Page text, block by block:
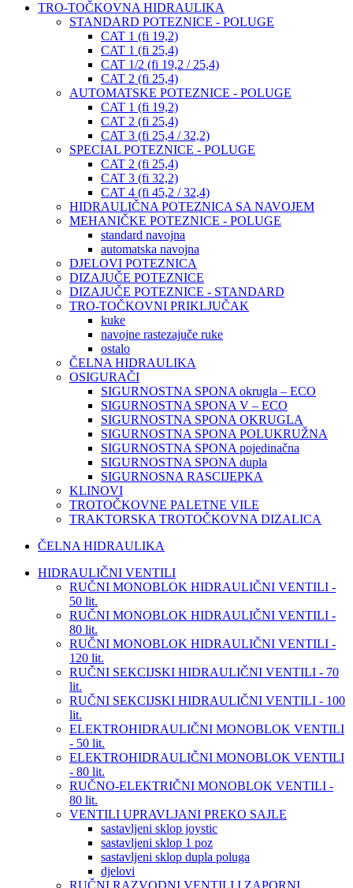
TRO-TOČKOVNA HIDRAULIKA
STANDARD POTEZNICE - POLUGE
CAT 1 (fi 19,2)
CAT 1 (fi 25,4)
CAT 1/2 (fi 19,2 / 25,4)
CAT 2 (fi 25,4)
AUTOMATSKE POTEZNICE - POLUGE
CAT 1 (fi 19,2)
CAT 2 (fi 25,4)
CAT 3 (fi 25,4 / 32,2)
SPECIAL POTEZNICE - POLUGE
CAT 2 (fi 25,4)
CAT 3 (fi 32,2)
CAT 4 (fi 45,2 / 32,4)
HIDRAULIČNA POTEZNICA SA NAVOJEM
MEHANIČKE POTEZNICE - POLUGE
standard navojna
automatska navojna
DJELOVI POTEZNICA
DIZAJUČE POTEZNICE
DIZAJUČE POTEZNICE - STANDARD
TRO-TOČKOVNI PRIKLJUČAK
kuke
navojne rastezajuče ruke
ostalo
ČELNA HIDRAULIKA
OSIGURAČI
SIGURNOSTNA SPONA okrugla – ECO
SIGURNOSTNA SPONA V – ECO
SIGURNOSTNA SPONA OKRUGLA
SIGURNOSTNA SPONA POLUKRUŽNA
SIGURNOSTNA SPONA pojedinačna
SIGURNOSTNA SPONA dupla
SIGURNOSNA RASCIJEPKA
KLINOVI
TROTOČKOVNE PALETNE VILE
TRAKTORSKA TROTOČKOVNA DIZALICA
ČELNA HIDRAULIKA
HIDRAULIČNI VENTILI
RUČNI MONOBLOK HIDRAULIČNI VENTILI -
50 lit.
RUČNI MONOBLOK HIDRAULIČNI VENTILI -
80 lit.
RUČNI MONOBLOK HIDRAULIČNI VENTILI -
120 lit.
RUČNI SEKCIJSKI HIDRAULIČNI VENTILI - 70
lit.
RUČNI SEKCIJSKI HIDRAULIČNI VENTILI - 100
lit.
ELEKTROHIDRAULIČNI MONOBLOK VENTILI
- 50 lit.
ELEKTROHIDRAULIČNI MONOBLOK VENTILI
- 80 lit.
RUČNO-ELEKTRIČNI MONOBLOK VENTILI -
80 lit.
VENTILI UPRAVLJANI PREKO SAJLE
sastavljeni sklop joystic
sastavljeni sklop 1 poz
sastavljeni sklop dupla poluga
djelovi
RUČNI RAZVODNI VENTILI I ZAPORNI